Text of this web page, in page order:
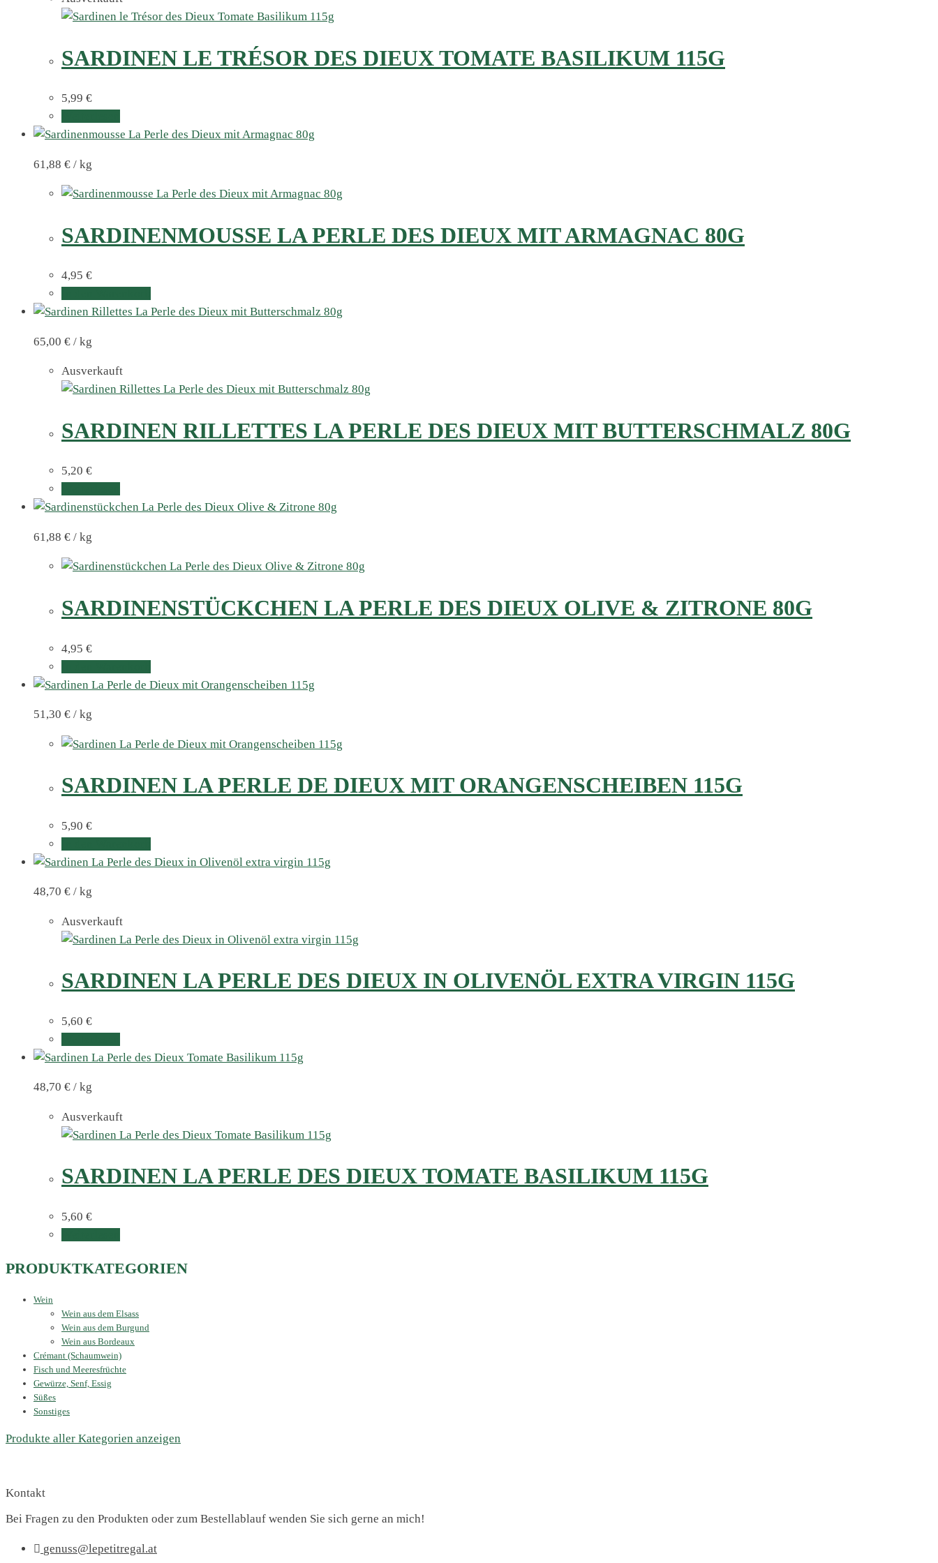
SARDINEN LE TRÉSOR DES DIEUX TOMATE BASILIKUM 115G
5,99 €
61,88 € / kg
SARDINENMOUSSE LA PERLE DES DIEUX MIT ARMAGNAC 80G
4,95 €
65,00 € / kg
Ausverkauft
SARDINEN RILLETTES LA PERLE DES DIEUX MIT BUTTERSCHMALZ 80G
5,20 €
61,88 € / kg
SARDINENSTÜCKCHEN LA PERLE DES DIEUX OLIVE & ZITRONE 80G
4,95 €
51,30 € / kg
SARDINEN LA PERLE DE DIEUX MIT ORANGENSCHEIBEN 115G
5,90 €
48,70 € / kg
Ausverkauft
SARDINEN LA PERLE DES DIEUX IN OLIVENÖL EXTRA VIRGIN 115G
5,60 €
48,70 € / kg
Ausverkauft
SARDINEN LA PERLE DES DIEUX TOMATE BASILIKUM 115G
5,60 €
PRODUKTKATEGORIEN
Wein
Wein aus dem Elsass
Wein aus dem Burgund
Wein aus Bordeaux
Crémant (Schaumwein)
Fisch und Meeresfrüchte
Gewürze, Senf, Essig
Süßes
Sonstiges
Produkte aller Kategorien anzeigen
Kontakt
Bei Fragen zu den Produkten oder zum Bestellablauf wenden Sie sich gerne an mich!
genuss@lepetitregal.at